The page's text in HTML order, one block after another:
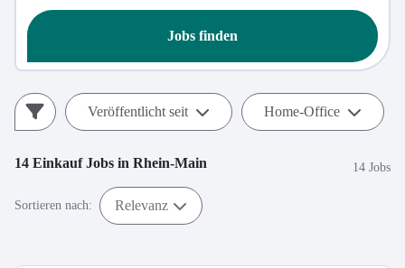
Jobs finden
Veröffentlicht seit Home-Office
14 EinkaufJobs in Rhein-Main 14 Jobs
Sortieren nach: Relevanz